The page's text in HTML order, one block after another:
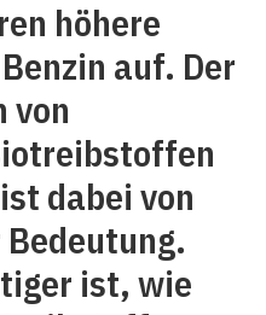
höhere
auf. Der
von
dabei von
ist, wie